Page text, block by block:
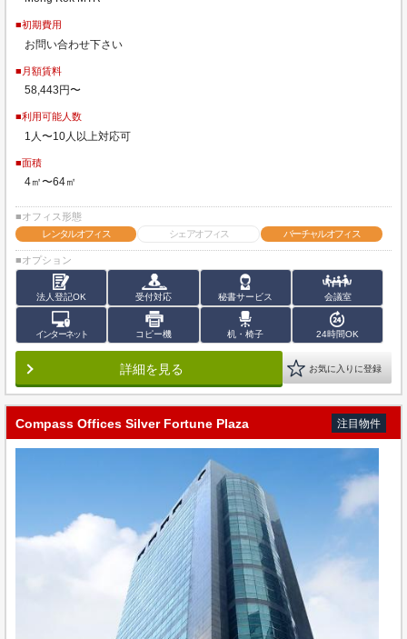
■初期費用
お問い合わせ下さい
■月額賃料
58,443円〜
■利用可能人数
1人〜10人以上対応可
■面積
4㎡〜64㎡
■オフィス形態
レンタルオフィス
シェアオフィス バーチャルオフィス
■オプション
法人登記OK 受付対応 秘書サービス 会議室
インターネット コピー機 机・椅子 24時間OK
詳細を見る お気に入りに登録
Compass Offices Silver Fortune Plaza 注目物件